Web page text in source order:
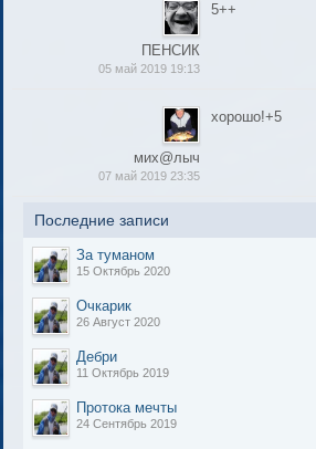
ПЕНСИК
05 май 2019 19:13
5++
мих@лыч
07 май 2019 23:35
хорошо!+5
Последние записи
За туманом
15 Октябрь 2020
Очкарик
26 Август 2020
Дебри
11 Октябрь 2019
Протока мечты
24 Сентябрь 2019